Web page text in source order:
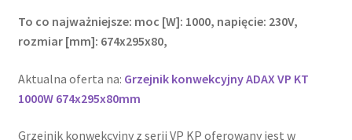
To co najważniejsze: moc [W]: 1000, napięcie: 230V,
rozmiar [mm]: 674x295x80,
Aktualna oferta na: Grzejnik konwekcyjny ADAX VP KT
1000W 674x295x80mm
Grzejnik konwekcyjny z serii VP KP oferowany jest w